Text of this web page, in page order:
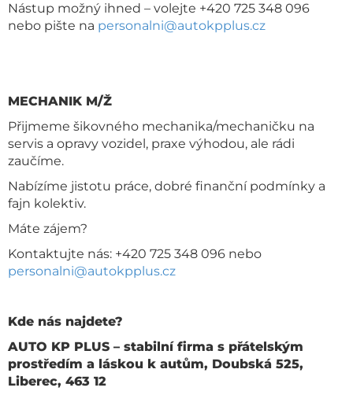
Nástup možný ihned – volejte +420 725 348 096
nebo pište na personalni@autokpplus.cz
MECHANIK M/Ž
Přijmeme šikovného mechanika/mechaničku na
servis a opravy vozidel, praxe výhodou, ale rádi
zaučíme.
Nabízíme jistotu práce, dobré finanční podmínky a
fajn kolektiv.
Máte zájem?
Kontaktujte nás: +420 725 348 096 nebo
personalni@autokpplus.cz
Kde nás najdete?
AUTO KP PLUS – stabilní firma s přátelským
prostředím a láskou k autům, Doubská 525,
Liberec, 463 12